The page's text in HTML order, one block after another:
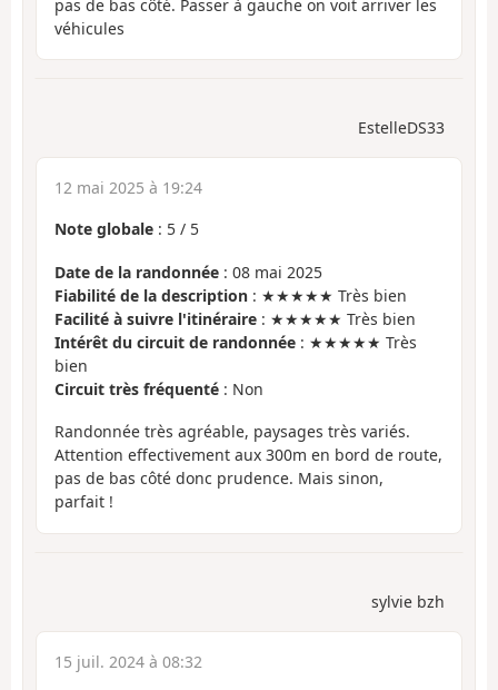
pas de bas côté. Passer à gauche on voit arriver les
véhicules
EstelleDS33
12 mai 2025 à 19:24
Note globale : 5 / 5
Date de la randonnée : 08 mai 2025
Fiabilité de la description : ★★★★★ Très bien
Facilité à suivre l'itinéraire : ★★★★★ Très bien
Intérêt du circuit de randonnée : ★★★★★ Très
bien
Circuit très fréquenté : Non
Randonnée très agréable, paysages très variés.
Attention effectivement aux 300m en bord de route,
pas de bas côté donc prudence. Mais sinon,
parfait !
sylvie bzh
15 juil. 2024 à 08:32